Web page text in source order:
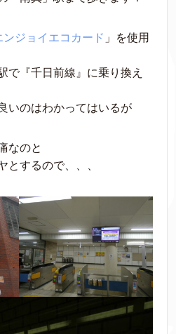
ンジョイエコカード 」を使用
で『千日前線』に乗り換え
いのはわかってはいるが
なのと
とするので、、、